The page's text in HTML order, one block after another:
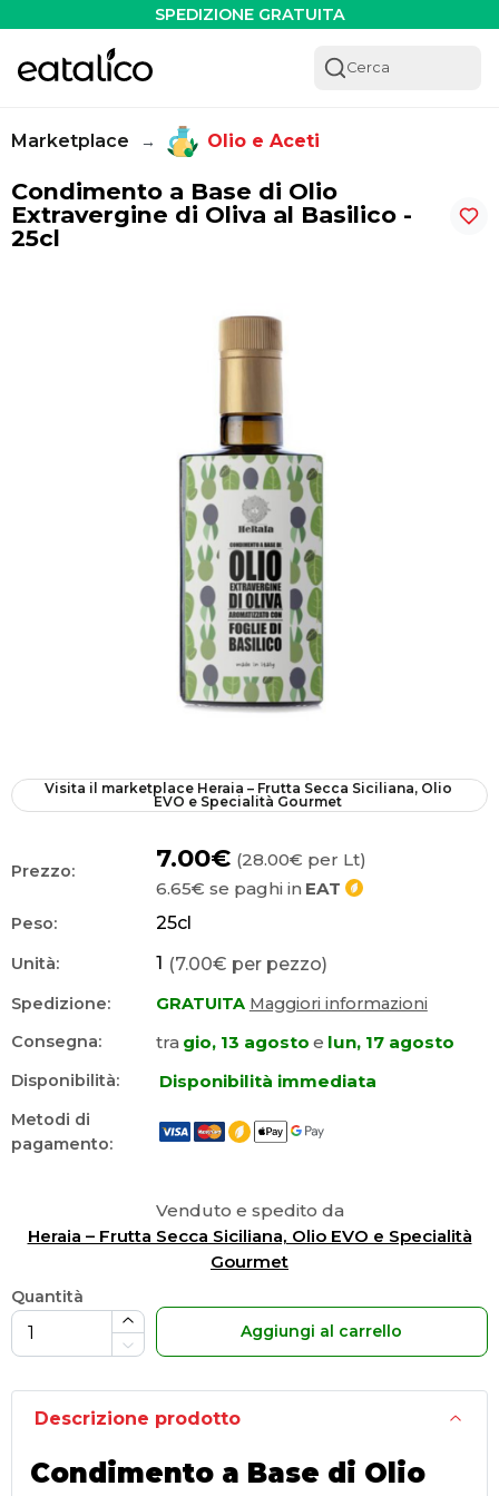
SPEDIZIONE GRATUITA
Cerca
Marketplace → Olio e Aceti
Condimento a Base di Olio
Extravergine di Oliva al Basilico -
25cl
Visita il marketplace Heraia – Frutta Secca Siciliana, Olio
EVO e Specialità Gourmet
Prezzo: 7.00€ (28.00€ per Lt)
6.65€ se paghi in EAT
Peso: 25cl
Unità: 1 (7.00€ per pezzo)
Spedizione: GRATUITA Maggiori informazioni
Consegna:
tra gio, 13 agosto e lun, 17 agosto
Disponibilità: Disponibilità immediata
Metodi di
pagamento:
Venduto e spedito da
Heraia – Frutta Secca Siciliana, Olio EVO e Specialità
Gourmet
Quantità
Aggiungi al carrello
Descrizione prodotto
Condimento a Base di Olio
Condimento a Base di Olio Extravergine di Oliva al